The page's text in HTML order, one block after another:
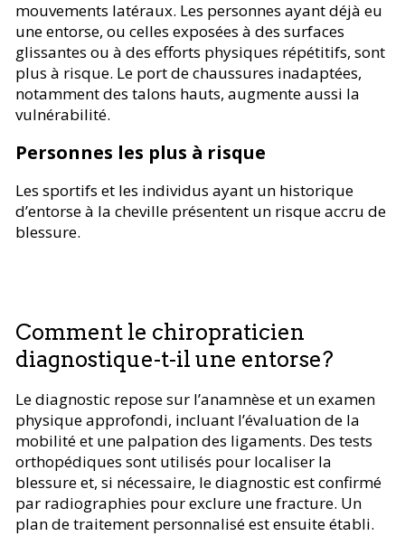
mouvements latéraux. Les personnes ayant déjà eu
une entorse, ou celles exposées à des surfaces
glissantes ou à des efforts physiques répétitifs, sont
plus à risque. Le port de chaussures inadaptées,
notamment des talons hauts, augmente aussi la
vulnérabilité.
Personnes les plus à risque
Les sportifs et les individus ayant un historique
d’entorse à la cheville présentent un risque accru de
blessure.
Comment le chiropraticien
diagnostique-t-il une entorse?
Le diagnostic repose sur l’anamnèse et un examen
physique approfondi, incluant l’évaluation de la
mobilité et une palpation des ligaments. Des tests
orthopédiques sont utilisés pour localiser la
blessure et, si nécessaire, le diagnostic est confirmé
par radiographies pour exclure une fracture. Un
plan de traitement personnalisé est ensuite établi.